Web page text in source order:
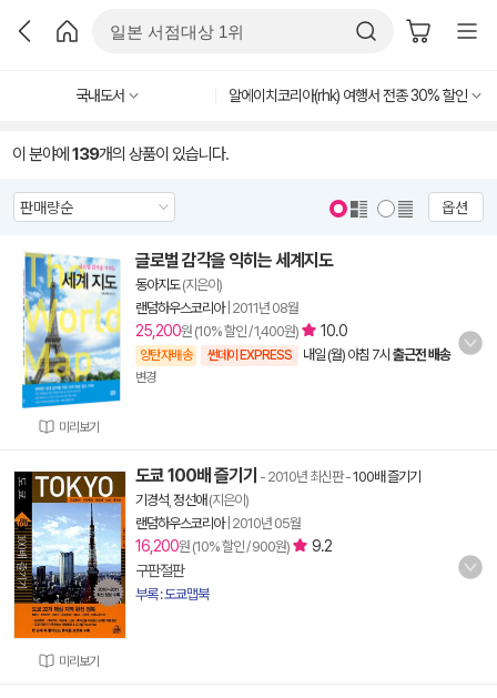
국내도서 알에이치코리아(rhk) 여행서 전종 30% 할인
이 분야에 139개의 상품이 있습니다.
옵션
미리보기
글로벌 감각을 익히는 세계지도
동아지도(지은이)
랜덤하우스코리아| 2011년 08월
25,200원 (10% 할인 / 1,400원) 10.0
양탄자배송 썬데이 EXPRESS 내일 (월) 아침 7시 출근전 배송
변경
미리보기
도쿄 100배 즐기기 - 2010년 최신판-100배 즐기기
기경석 정선애 (지은이)
랜덤하우스코리아| 2010년 05월
16,200원 (10% 할인 / 900원)
9.2
구판절판
부록 : 도쿄맵북